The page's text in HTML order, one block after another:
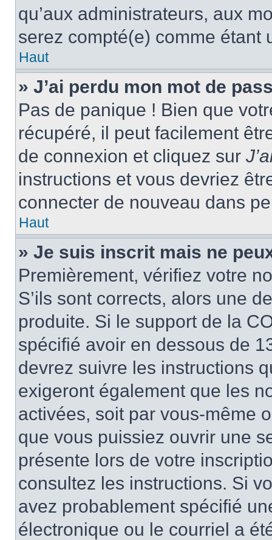
qu’aux administrateurs, aux
serez compté(e) comme étant
Haut
» J’ai perdu mon mot de
Pas de panique ! Bien que
récupéré, il peut facilement
de connexion et cliquez sur
instructions et vous devriez
connecter de nouveau dans
Haut
» Je suis inscrit mais ne
Premièrement, vérifiez votre
S’ils sont corrects, alors une
produite. Si le support de la
spécifié avoir en dessous de
devrez suivre les instructions
exigeront également que les
activées, soit par vous-même
que vous puissiez ouvrir une
présente lors de votre
consultez les instructions. Si
avez probablement spécifié
électronique ou le courriel a